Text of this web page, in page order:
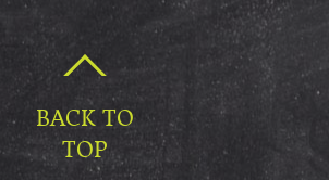
BACK TO
TOP